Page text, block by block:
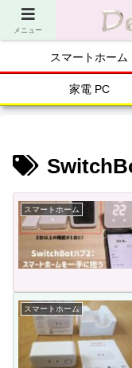
スマートホーム
家電 PC
スマートホーム
スマートホーム
メニュー